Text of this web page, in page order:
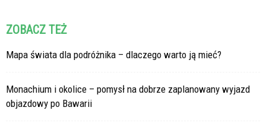
ZOBACZ TEŻ
Mapa świata dla podróżnika – dlaczego warto ją mieć?
Monachium i okolice – pomysł na dobrze zaplanowany wyjazd
objazdowy po Bawarii